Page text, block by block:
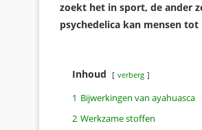
zoekt het in sport, de ander
psychedelica kan mensen
Inhoud verberg
1 Bijwerkingen van ayahuasca
2 Werkzame stoffen